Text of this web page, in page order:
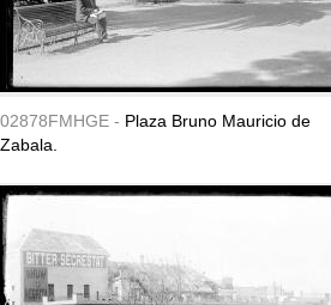
02878FMHGE - Plaza Bruno Mauricio de
Zabala.